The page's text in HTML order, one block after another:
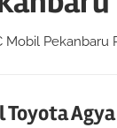
Mobil Pekanbaru
Toyota